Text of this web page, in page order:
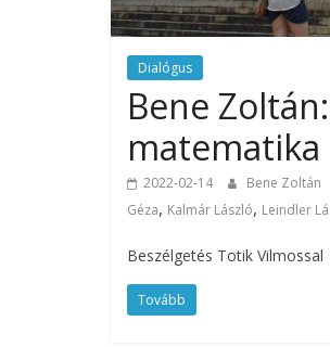
Dialógus
Bene
matematika
2022-02-14 Bene Zoltán
Géza, Kalmár László, Leindler
Beszélgetés Totik Vilmossal
Tovább